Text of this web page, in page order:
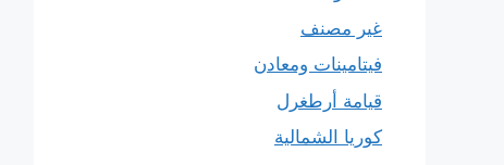
غير مصنف
فيتامينات ومعادن
قيامة أرطغرل
كوريا الشمالية